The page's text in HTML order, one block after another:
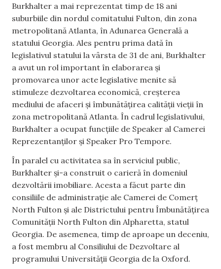
Burkhalter a mai reprezentat timp de 18 ani
suburbiile din nordul comitatului Fulton, din zona
metropolitană Atlanta, în Adunarea Generală a
statului Georgia. Ales pentru prima dată în
legislativul statului la vârsta de 31 de ani, Burkhalter
a avut un rol important în elaborarea și
promovarea unor acte legislative menite să
stimuleze dezvoltarea economică, creșterea
mediului de afaceri și îmbunătățirea calității vieții în
zona metropolitană Atlanta. În cadrul legislativului,
Burkhalter a ocupat funcțiile de Speaker al Camerei
Reprezentanților și Speaker Pro Tempore.
În paralel cu activitatea sa în serviciul public,
Burkhalter și-a construit o carieră în domeniul
dezvoltării imobiliare. Acesta a făcut parte din
consiliile de administrație ale Camerei de Comerț
North Fulton și ale Districtului pentru Îmbunătățirea
Comunității North Fulton din Alpharetta, statul
Georgia. De asemenea, timp de aproape un deceniu,
a fost membru al Consiliului de Dezvoltare al
programului Universității Georgia de la Oxford.